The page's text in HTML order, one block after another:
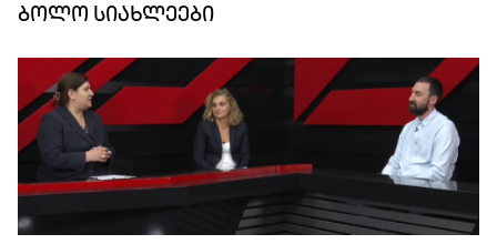
ბოლო სიახლეები